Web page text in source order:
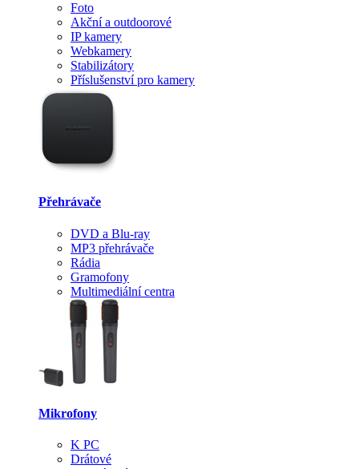
Foto
Akční a outdoorové
IP kamery
Webkamery
Stabilizátory
Příslušenství pro kamery
Přehrávače
DVD a Blu-ray
MP3 přehrávače
Rádia
Gramofony
Multimediální centra
Mikrofony
K PC
Drátové